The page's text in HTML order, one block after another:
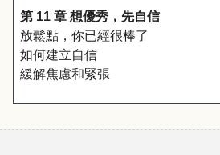
第 11 章 想優秀，先自信
放鬆點，你已經很棒了
如何建立自信
緩解焦慮和緊張